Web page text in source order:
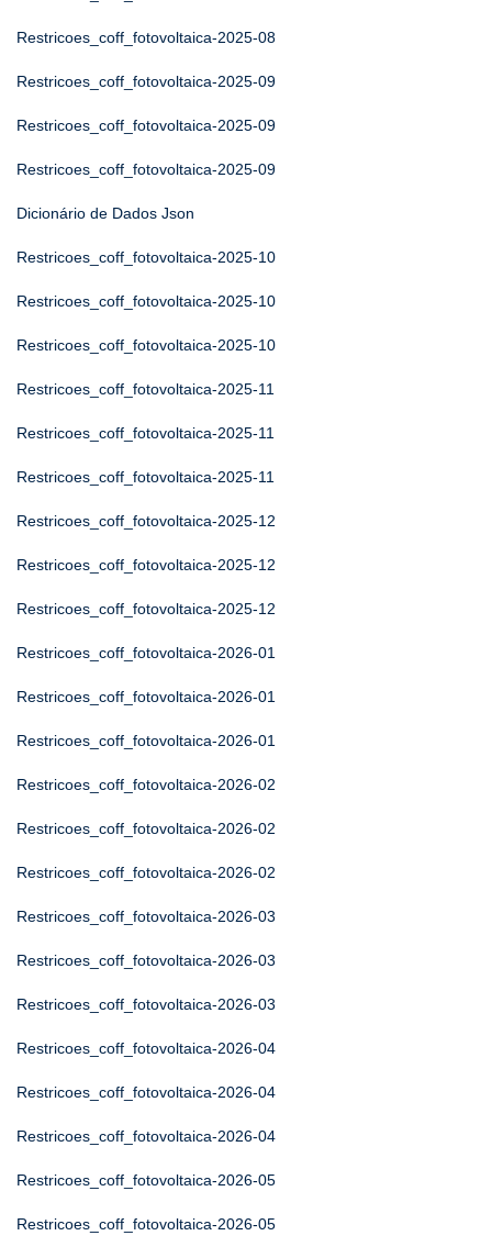
Restricoes_coff_fotovoltaica-2025-08
Restricoes_coff_fotovoltaica-2025-09
Restricoes_coff_fotovoltaica-2025-09
Restricoes_coff_fotovoltaica-2025-09
Dicionário de Dados Json
Restricoes_coff_fotovoltaica-2025-10
Restricoes_coff_fotovoltaica-2025-10
Restricoes_coff_fotovoltaica-2025-10
Restricoes_coff_fotovoltaica-2025-11
Restricoes_coff_fotovoltaica-2025-11
Restricoes_coff_fotovoltaica-2025-11
Restricoes_coff_fotovoltaica-2025-12
Restricoes_coff_fotovoltaica-2025-12
Restricoes_coff_fotovoltaica-2025-12
Restricoes_coff_fotovoltaica-2026-01
Restricoes_coff_fotovoltaica-2026-01
Restricoes_coff_fotovoltaica-2026-01
Restricoes_coff_fotovoltaica-2026-02
Restricoes_coff_fotovoltaica-2026-02
Restricoes_coff_fotovoltaica-2026-02
Restricoes_coff_fotovoltaica-2026-03
Restricoes_coff_fotovoltaica-2026-03
Restricoes_coff_fotovoltaica-2026-03
Restricoes_coff_fotovoltaica-2026-04
Restricoes_coff_fotovoltaica-2026-04
Restricoes_coff_fotovoltaica-2026-04
Restricoes_coff_fotovoltaica-2026-05
Restricoes_coff_fotovoltaica-2026-05